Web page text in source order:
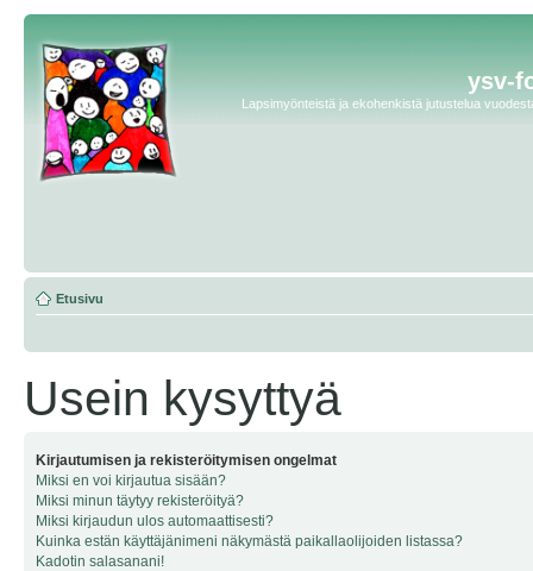
ysv-
Lapsimyönteistä ja ekohenkistä jutustelua
Etusivu
Usein kysyttyä
Kirjautumisen ja rekisteröitymisen ongelmat
Miksi en voi kirjautua sisään?
Miksi minun täytyy rekisteröityä?
Miksi kirjaudun ulos automaattisesti?
Kuinka estän käyttäjänimeni näkymästä paikallaolijoiden listassa?
Kadotin salasanani!